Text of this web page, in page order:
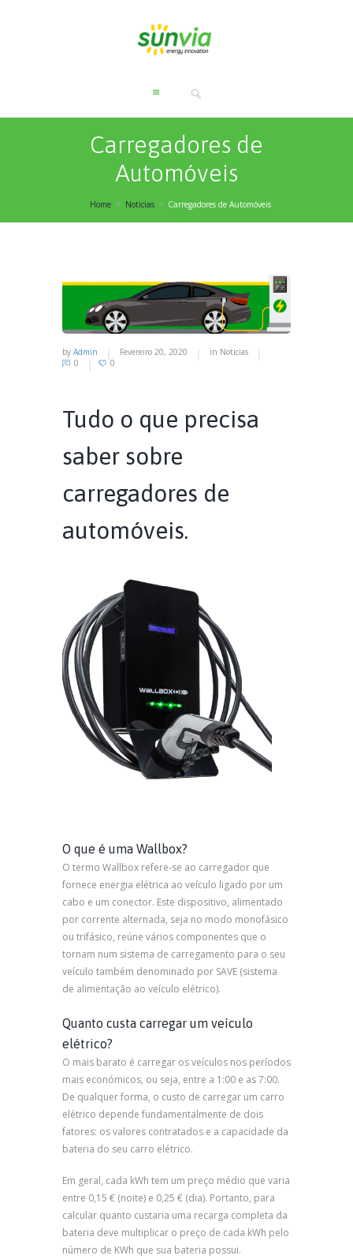
Carregadores de
Automóveis
Home Noticias Carregadores de Automóveis
by Admin Fevereiro 20, 2020 in Noticias
0
0
Tudo o que precisa
saber sobre
carregadores de
automóveis.
O que é uma Wallbox?
O termo Wallbox refere-se ao carregador que
fornece energia elétrica ao veículo ligado por um
cabo e um conector. Este dispositivo, alimentado
por corrente alternada, seja no modo monofásico
ou trifásico, reúne vários componentes que o
tornam num sistema de carregamento para o seu
veículo também denominado por SAVE (sistema
de alimentação ao veículo elétrico).
Quanto custa carregar um veículo
elétrico?
O mais barato é carregar os veículos nos períodos
mais económicos, ou seja, entre a 1:00 e as 7:00.
De qualquer forma, o custo de carregar um carro
elétrico depende fundamentalmente de dois
fatores: os valores contratados e a capacidade da
bateria do seu carro elétrico.
Em geral, cada kWh tem um preço médio que varia
entre 0,15 € (noite) e 0,25 € (dia). Portanto, para
calcular quanto custaria uma recarga completa da
bateria deve multiplicar o preço de cada kWh pelo
número de KWh que sua bateria possui.